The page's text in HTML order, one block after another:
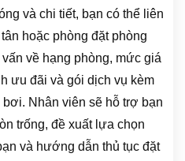
và chi tiết, bạn có thể liên
hoặc phòng đặt phòng
về hạng phòng, mức giá
ưu đãi và gói dịch vụ kèm
Nhân viên sẽ hỗ trợ bạn
trống, đề xuất lựa chọn
và hướng dẫn thủ tục đặt